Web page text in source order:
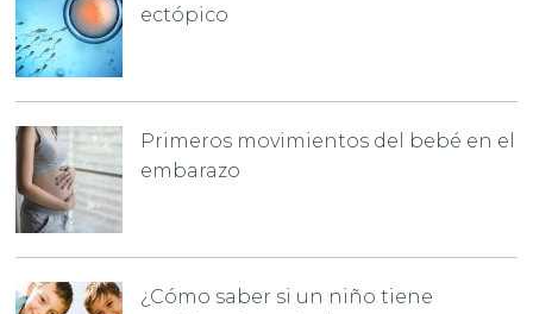
ectópico
Primeros movimientos del bebé en el
embarazo
¿Cómo saber si un niño tiene